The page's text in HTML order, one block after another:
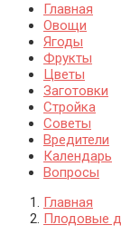
Главная
Овощи
Ягоды
Фрукты
Цветы
Заготовки
Стройка
Советы
Вредители
Календарь
Вопросы
Главная
Плодовые